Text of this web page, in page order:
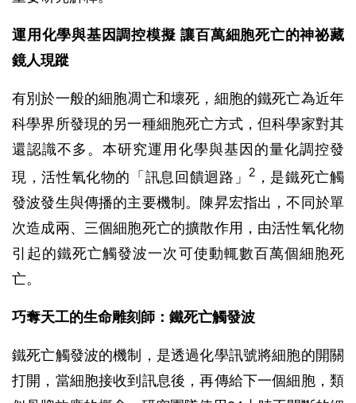
運用化學與基因調控模擬 讓百萬細胞死亡的神祕藏
鏡人現蹤
有別於一般的細胞凋亡和壞死，細胞的鐵死亡為近年
科學界所發現的另一種細胞死亡方式，但科學家對其
還認識不多。本研究運用化學與基因的量化調控發
現，活性氧化物的「訊息回饋迴路」2 ，是鐵死亡觸
發波發生與傳播的主要機制。陳昇宏指出，不同於單
次造成兩、三個細胞死亡的擴散作用，由活性氧化物
引起的鐵死亡觸發波一次可使動輒數百萬個細胞死
亡。
巧奪天工的生命雕刻師：鐵死亡觸發波
鐵死亡觸發波的機制，是透過化學訊號將細胞的開關
打開，當細胞接收到訊息後，再傳給下一個細胞，類